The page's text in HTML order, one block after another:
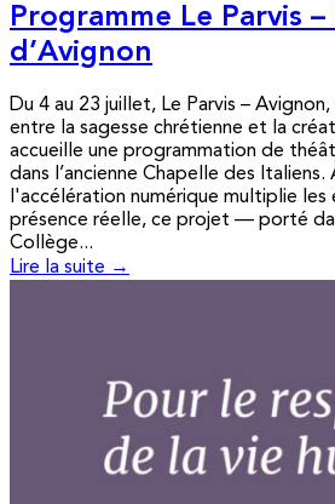
Programme Le Parvis –
d’Avignon
Du 4 au 23 juillet, Le Parvis –
entre la sagesse chrétienne et la
accueille une programmation de
dans l’ancienne Chapelle des Italiens.
l'accélération numérique multiplie les
présence réelle, ce projet — porté
Collège...
Lire la suite →